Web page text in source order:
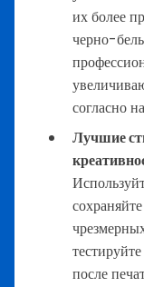
их более
черно-
согласно
Лучшие
после